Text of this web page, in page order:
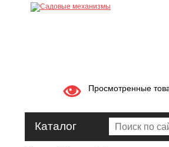
Просмотренные
Каталог